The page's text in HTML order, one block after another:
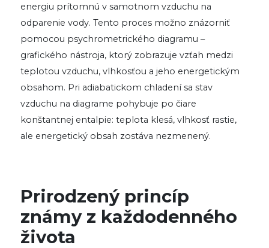
energiu prítomnú v samotnom vzduchu na
odparenie vody. Tento proces možno znázorniť
pomocou psychrometrického diagramu –
grafického nástroja, ktorý zobrazuje vzťah medzi
teplotou vzduchu, vlhkosťou a jeho energetickým
obsahom. Pri adiabatickom chladení sa stav
vzduchu na diagrame pohybuje po čiare
konštantnej entalpie: teplota klesá, vlhkosť rastie,
ale energetický obsah zostáva nezmenený.
Prirodzený princíp
známy z každodenného
života